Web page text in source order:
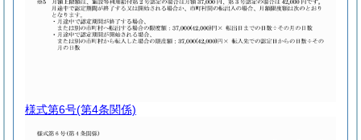
様式第6号(第4条関係)